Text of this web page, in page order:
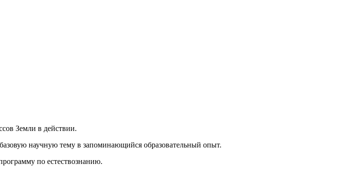
Земли в действии.
научную тему в запоминающийся образовательный опыт.
по естествознанию.